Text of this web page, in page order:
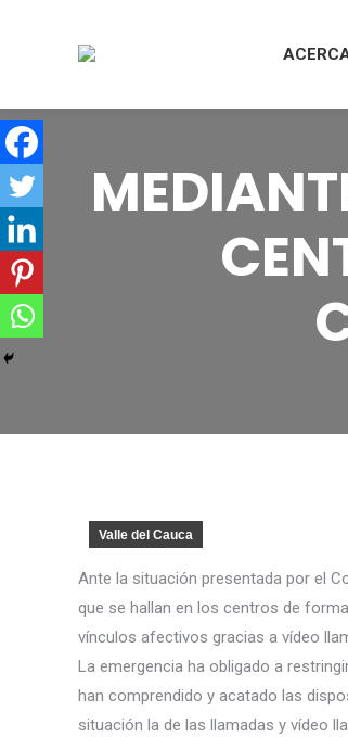
Valle del Cauca
Ante la situación presentada por el
que se hallan en los centros de
vínculos afectivos gracias a vídeo
La emergencia ha obligado a
han comprendido y acatado las
situación la de las llamadas y vídeo